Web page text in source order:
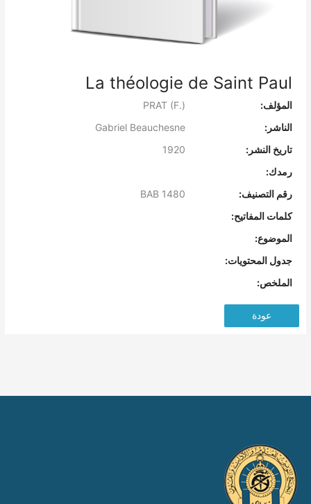
La théologie de Saint Paul
المؤلف:
الناشر:
Gabriel Beauchesne
تاريخ النشر:
رمدك:
رقم التصنيف:
كلمات المفاتيح:
الموضوع:
جدول المحتويات:
الملخص:
عودة